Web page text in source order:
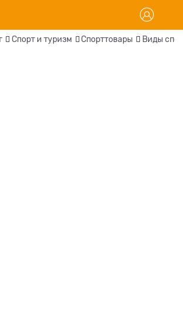
Спорт и туризм Спорттовары Виды